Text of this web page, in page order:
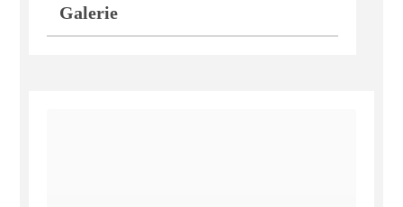
Galerie